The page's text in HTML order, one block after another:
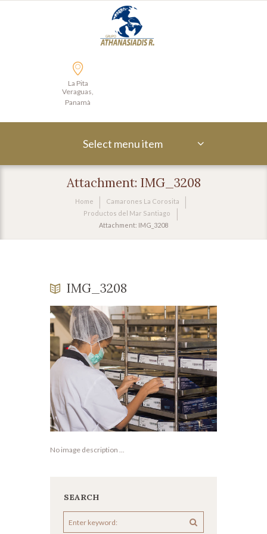
La Pita
Veraguas,
Panamà
Select menu item
Attachment: IMG_3208
Home
Camarones La Corosita
Productos del Mar Santiago
Attachment: IMG_3208
IMG_3208
No image description ...
SEARCH